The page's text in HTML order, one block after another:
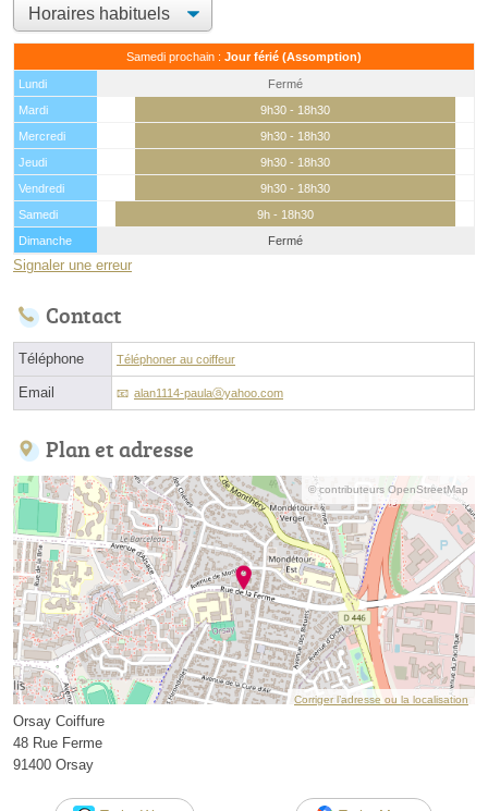
Samedi prochain : Jour férié (Assomption)
Lundi
Fermé
Mardi
9h30 - 18h30
Mercredi
9h30 - 18h30
Jeudi
9h30 - 18h30
Vendredi
9h30 - 18h30
Samedi
9h - 18h30
Dimanche
Fermé
Signaler une erreur
Contact
Téléphone Téléphoner au coiffeur
Email alan1114-paulaⓐyahoo.com
Plan et adresse
© contributeurs OpenStreetMap
Corriger l’adresse ou la localisation
Orsay Coiffure
48 Rue Ferme
91400 Orsay